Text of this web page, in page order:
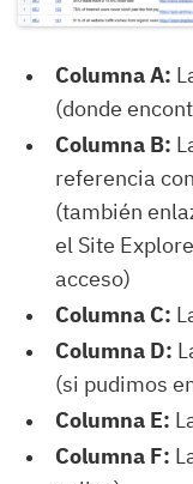
Columna A:
(donde
Columna B:
referencia
(también
el Site
acceso)
Columna C:
Columna D:
(si pudimos
Columna E:
Columna F: